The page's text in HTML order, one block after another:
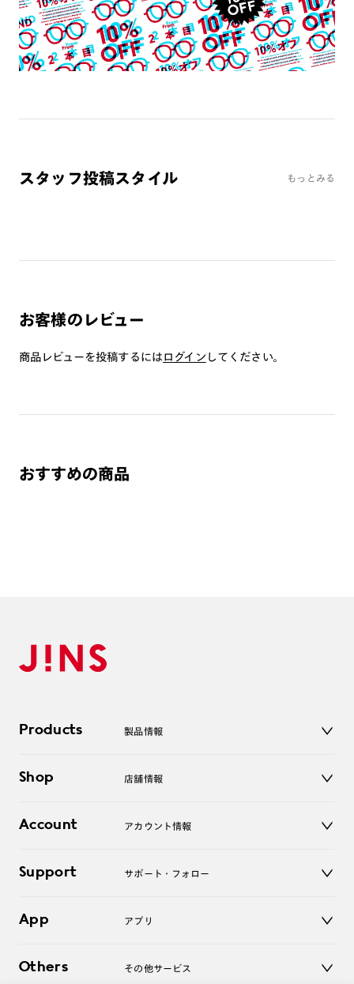
‐使用上の注意‐
・この眼鏡は手元の文字などを見やすくする為の、視力補正用
眼鏡(老眼鏡)です。運転時や歩行時は必ず外して下さい。
・レンズの見え方に慣れるまで長時間の使用は避けて下さい。
・通常使用での有害な紫外線を防ぐことはできますが、溶接な
・硬いものとの接触は避けて下さい。
スタッフ投稿スタイル もっとみる
お客様のレビュー
商品レビューを投稿するには ログイン してください。
おすすめの商品
Products 製品情報
サングラス
コンタクトレンズ
アクセサリー
Shop 店舗情報
オンラインショップ
Account アカウント情報
ログアウト
Support サポート・フォロー
よくあるご質問
お問い合わせ
App アプリ
Others その他サービス